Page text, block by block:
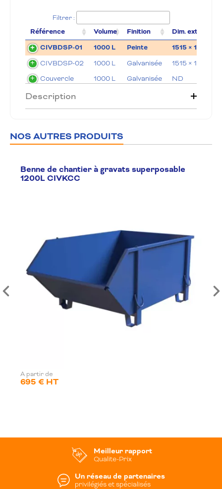
Filtrer :
Référence Volume Finition
Dim. ext. (LxlxH
CIVBDSP-01
1000 L Peinte 1515 × 1070 ×
CIVBDSP-02 1000 L Galvanisée
1515 × 1070 ×
Couvercle
1000 L Galvanisée ND
Description
NOS AUTRES PRODUITS
Benne de chantier à gravats superposable
1200L CIVKCC
A partir de
695 € HT
Meilleur rapport
Qualite-Prix
Un réseau de partenaires
privilégiés et spécialisés